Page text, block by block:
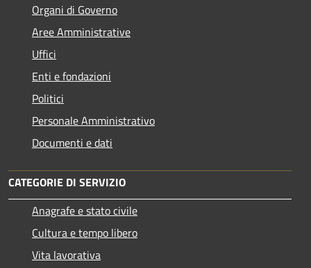
Organi di Governo
Aree Amministrative
Uffici
Enti e fondazioni
Politici
Personale Amministrativo
Documenti e dati
CATEGORIE DI SERVIZIO
Anagrafe e stato civile
Cultura e tempo libero
Vita lavorativa